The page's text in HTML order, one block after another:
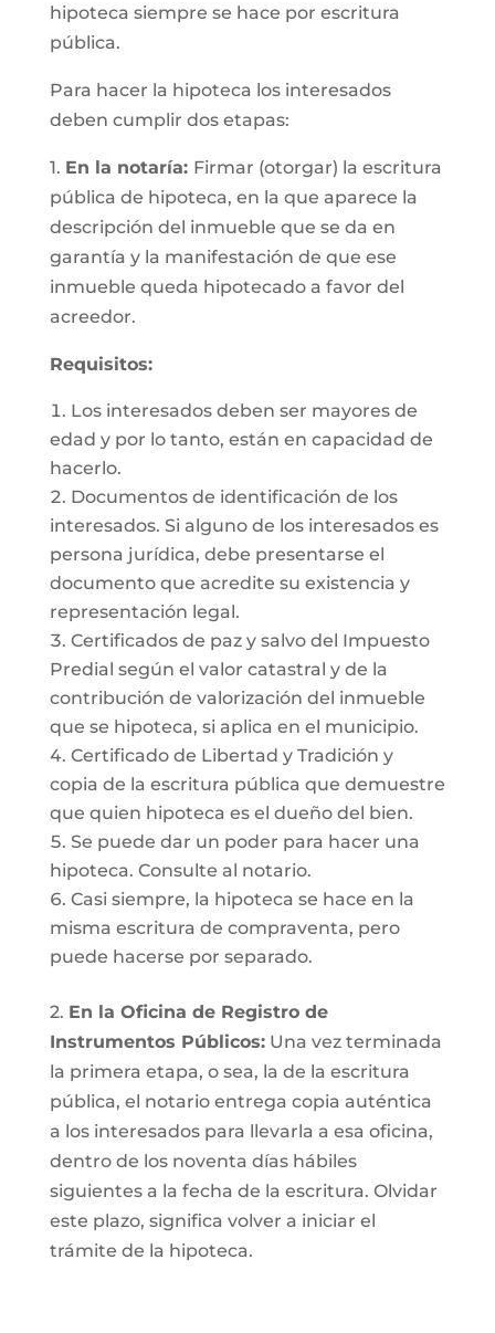
hipoteca siempre se hace por escritura
pública.
Para hacer la hipoteca los interesados
deben cumplir dos etapas:
1. En la notaría: Firmar (otorgar) la escritura
pública de hipoteca, en la que aparece la
descripción del inmueble que se da en
garantía y la manifestación de que ese
inmueble queda hipotecado a favor del
acreedor.
Requisitos:
Los interesados deben ser mayores de
edad y por lo tanto, están en capacidad de
hacerlo.
Documentos de identificación de los
interesados. Si alguno de los interesados es
persona jurídica, debe presentarse el
documento que acredite su existencia y
representación legal.
Certificados de paz y salvo del Impuesto
Predial según el valor catastral y de la
contribución de valorización del inmueble
que se hipoteca, si aplica en el municipio.
Certificado de Libertad y Tradición y
copia de la escritura pública que demuestre
que quien hipoteca es el dueño del bien.
Se puede dar un poder para hacer una
hipoteca. Consulte al notario.
Casi siempre, la hipoteca se hace en la
misma escritura de compraventa, pero
puede hacerse por separado.
2. En la Oficina de Registro de
Instrumentos Públicos:Una vez terminada
la primera etapa, o sea, la de la escritura
pública, el notario entrega copia auténtica
a los interesados para llevarla a esa oficina,
dentro de los noventa días hábiles
siguientes a la fecha de la escritura. Olvidar
este plazo, significa volver a iniciar el
trámite de la hipoteca.